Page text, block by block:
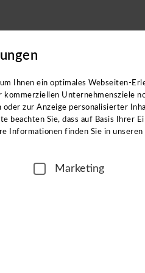
den exklusiven Zugang
neuen Reisezielen? In unseren
Region
Ihnen ein optimales Webseiten-
kommerziellen Unternehmensziele
zur Anzeige personalisierter
beachten Sie, dass auf Basis Ihrer
Informationen finden Sie in
Marketing